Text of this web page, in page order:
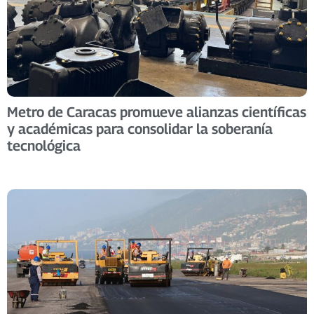
Metro de Caracas promueve alianzas científicas
y académicas para consolidar la soberanía
tecnológica​